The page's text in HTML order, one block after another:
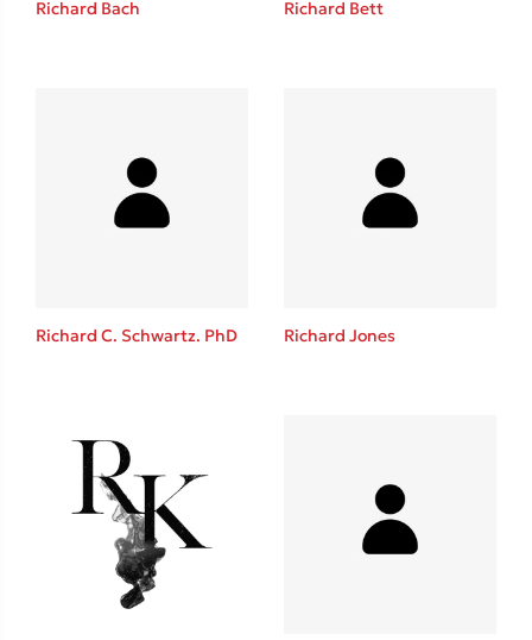
Richard Bach Richard Bett
Richard C. Schwartz. PhD Richard Jones